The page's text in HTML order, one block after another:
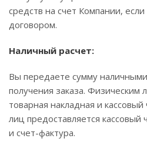
средств на счет Компании,
договором.
Наличный расчет:
Вы передаете сумму
получения заказа. Физическим
товарная накладная и
лиц предоставляется кассовый
и счет-фактура.